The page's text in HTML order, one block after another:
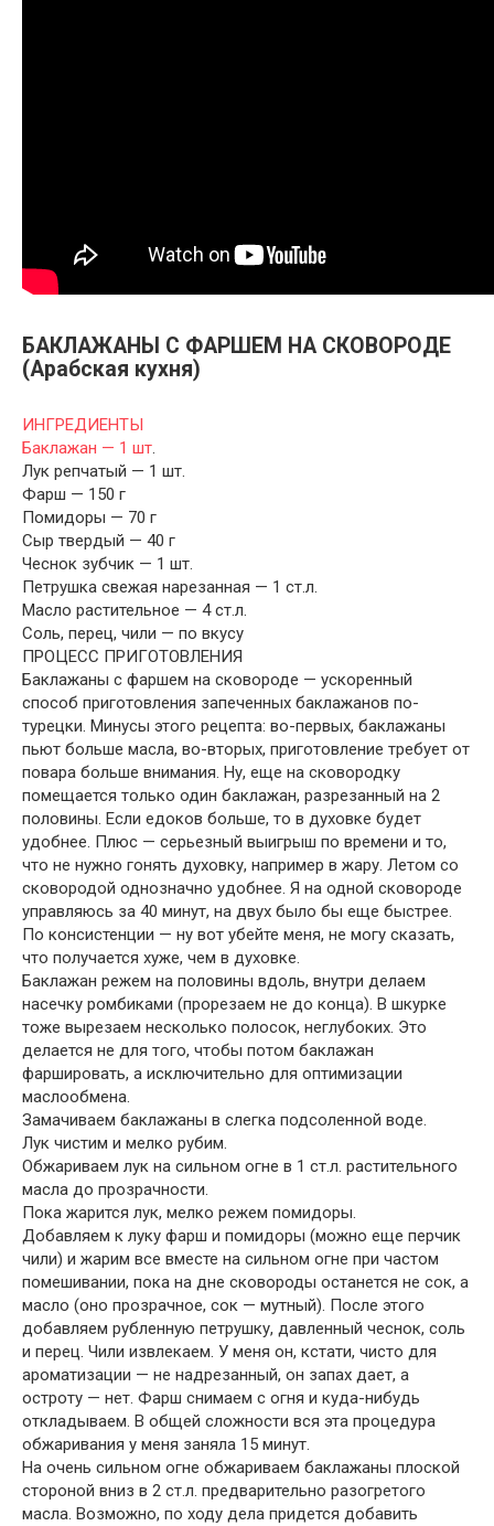
БАКЛАЖАНЫ С ФАРШЕМ НА СКОВОРОДЕ
(Арабская кухня)
ИНГРЕДИЕНТЫ
Баклажан — 1 шт.
Лук репчатый — 1 шт.
Фарш — 150 г
Помидоры — 70 г
Сыр твердый — 40 г
Чеснок зубчик — 1 шт.
Петрушка свежая нарезанная — 1 ст.л.
Масло растительное — 4 ст.л.
Соль, перец, чили — по вкусу
ПРОЦЕСС ПРИГОТОВЛЕНИЯ
Баклажаны с фаршем на сковороде — ускоренный
способ приготовления запеченных баклажанов по-
турецки. Минусы этого рецепта: во-первых, баклажаны
пьют больше масла, во-вторых, приготовление требует от
повара больше внимания. Ну, еще на сковородку
помещается только один баклажан, разрезанный на 2
половины. Если едоков больше, то в духовке будет
удобнее. Плюс — серьезный выигрыш по времени и то,
что не нужно гонять духовку, например в жару. Летом со
сковородой однозначно удобнее. Я на одной сковороде
управляюсь за 40 минут, на двух было бы еще быстрее.
По консистенции — ну вот убейте меня, не могу сказать,
что получается хуже, чем в духовке.
Баклажан режем на половины вдоль, внутри делаем
насечку ромбиками (прорезаем не до конца). В шкурке
тоже вырезаем несколько полосок, неглубоких. Это
делается не для того, чтобы потом баклажан
фаршировать, а исключительно для оптимизации
маслообмена.
Замачиваем баклажаны в слегка подсоленной воде.
Лук чистим и мелко рубим.
Обжариваем лук на сильном огне в 1 ст.л. растительного
масла до прозрачности.
Пока жарится лук, мелко режем помидоры.
Добавляем к луку фарш и помидоры (можно еще перчик
чили) и жарим все вместе на сильном огне при частом
помешивании, пока на дне сковороды останется не сок, а
масло (оно прозрачное, сок — мутный). После этого
добавляем рубленную петрушку, давленный чеснок, соль
и перец. Чили извлекаем. У меня он, кстати, чисто для
ароматизации — не надрезанный, он запах дает, а
остроту — нет. Фарш снимаем с огня и куда-нибудь
откладываем. В общей сложности вся эта процедура
обжаривания у меня заняла 15 минут.
На очень сильном огне обжариваем баклажаны плоской
стороной вниз в 2 ст.л. предварительно разогретого
масла. Возможно, по ходу дела придется добавить